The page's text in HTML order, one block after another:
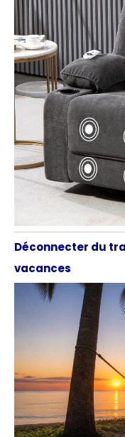
Déconnecter du
vacances